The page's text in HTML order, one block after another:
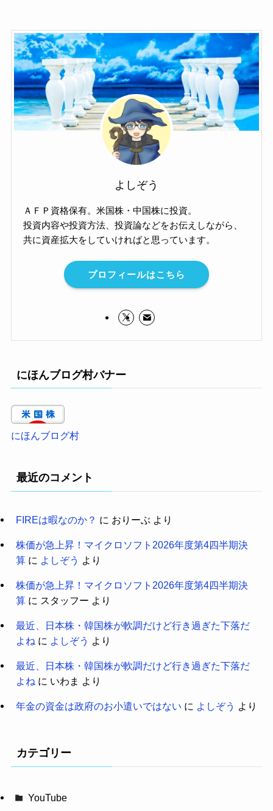
よしぞう
ＡＦＰ資格保有。米国株・中国株に投資。
投資内容や投資方法、投資論などをお伝えしながら、
共に資産拡大をしていければと思っています。
プロフィールはこちら
にほんブログ村バナー
にほんブログ村
最近のコメント
FIREは暇なのか？ に おりーぶ より
株価が急上昇！マイクロソフト2026年度第4四半期決
算に よしぞう より
株価が急上昇！マイクロソフト2026年度第4四半期決
算に スタッフー より
最近、日本株・韓国株が軟調だけど行き過ぎた下落だ
よね に よしぞう より
最近、日本株・韓国株が軟調だけど行き過ぎた下落だ
よね に いわま より
年金の資金は政府のお小遣いではない に よしぞう より
カテゴリー
YouTube